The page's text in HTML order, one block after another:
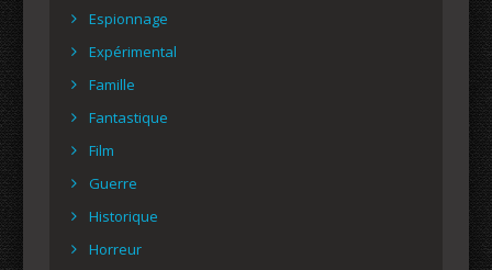
Espionnage
Expérimental
Famille
Fantastique
Film
Guerre
Historique
Horreur